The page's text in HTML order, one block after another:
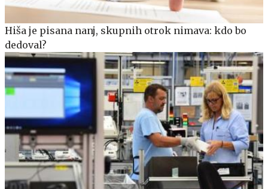
Hiša je pisana nanj, skupnih otrok nimava: kdo bo
dedoval?